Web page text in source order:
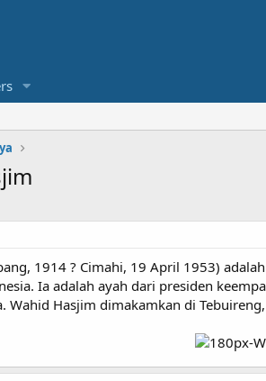
1914 ? Cimahi, 19 April 1953)
Ia adalah ayah dari presiden
Wahid Hasjim dimakamkan di